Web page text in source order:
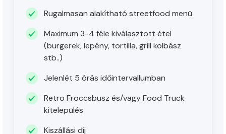
Rugalmasan alakítható streetfood menü
Maximum 3-4 féle kiválasztott étel
(burgerek, lepény, tortilla, grill kolbász
stb..)
Jelenlét 5 órás időintervallumban
Retro Fröccsbusz és/vagy Food Truck
kitelepülés
Kiszállási díj